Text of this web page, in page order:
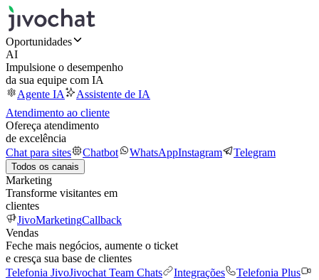
Oportunidades
AI
Impulsione o desempenho
da sua equipe com IA
Agente IA
Assistente de IA
Atendimento ao cliente
Ofereça atendimento
de excelência
Chat para sites
Chatbot WhatsAppInstagram Telegram
Todos os canais
Marketing
Transforme visitantes em
clientes
JivoMarketingCallback
Vendas
Feche mais negócios, aumente o ticket
e cresça sua base de clientes
Telefonia JivoJivochat Team Chats Integrações
Telefonia Plus